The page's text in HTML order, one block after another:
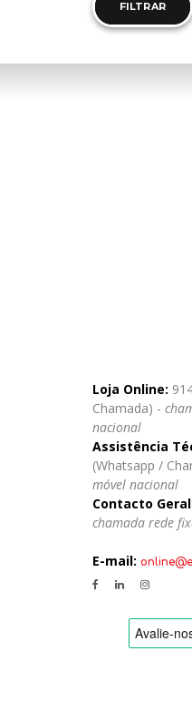
FILTRAR
Loja Online:
Chamada) -
nacional
Assistência
(Whatsapp /
móvel nacional
Contacto Geral
chamada rede
E-mail: